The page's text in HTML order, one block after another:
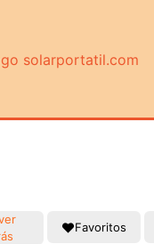
Favoritos